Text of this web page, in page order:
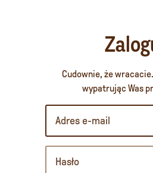
Cudownie, że
wypatrując Was